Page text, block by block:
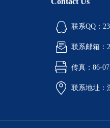
联系QQ：
联系邮箱：
传真：86-
联系地址：